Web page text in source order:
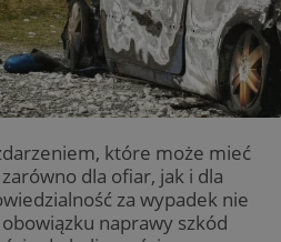
które może mieć
dla ofiar, jak i dla
za wypadek nie
naprawy szkód